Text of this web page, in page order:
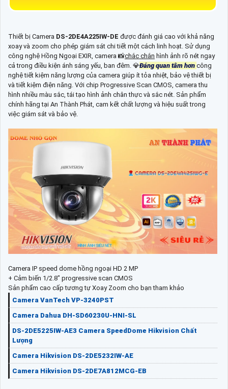
Thiết bị Camera DS-2DE4A225IW-DE được đánh giá cao với khả năng
xoay và zoom cho phép giám sát chi tiết một cách linh hoạt. Sử dụng
công nghệ Hồng Ngoại EXIR, camera 📸chắc chắn hình ảnh rõ nét ngay
cả trong điều kiện ánh sáng yếu, ban đêm. 💎Đáng quan tâm hơn công
nghệ tiết kiệm năng lượng của camera giúp ít tỏa nhiệt, bảo vệ thiết bị
và tiết kiệm điện năng. Với chip Progressive Scan CMOS, camera thu
hình nhiều màu sắc, tái tạo hình ảnh chân thực và sắc nét. Sản phẩm
chính hãng tại An Thành Phát, cam kết chất lượng và hiệu suất trong
việc giám sát và bảo vệ.
Camera IP speed dome hồng ngoại HD 2 MP
+ Cảm biến 1/2.8" progressive scan CMOS
Sản phẩm cao cấp tương tự Xoay Zoom cho bạn tham khảo
Camera VanTech VP-3240PST
Camera Dahua DH-SD60230U-HNI-SL
DS-2DE5225IW-AE3 Camera SpeedDome Hikvision Chất
Lượng
Camera Hikvision DS-2DE5232IW-AE
Camera Hikvision DS-2DE7A812MCG-EB